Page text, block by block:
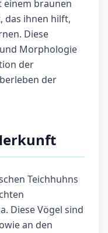
einem braunen
das ihnen hilft,
Diese
Morphologie
der
der
Teichhuhns
Diese Vögel sind
an den